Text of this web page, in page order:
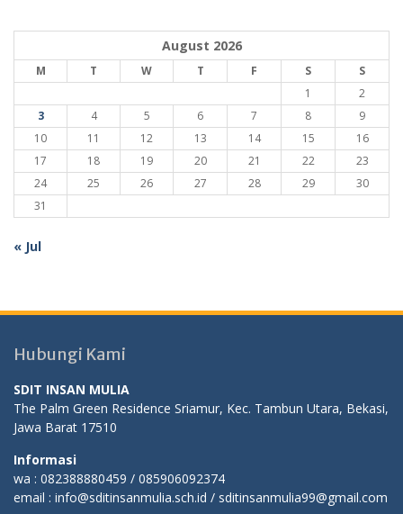
August 2026
M T W T F S
S
1
2
3
4 5 6 7 8
9
10
11 12 13 14 15
16
17
18 19 20 21 22
23
24
25 26 27 28 29
30
31
« Jul
Hubungi Kami
SDIT INSAN MULIA
The Palm Green Residence Sriamur, Kec. Tambun Utara, Bekasi,
Jawa Barat 17510
Informasi
wa : 082388880459 / 085906092374
email : info@sditinsanmulia.sch.id / sditinsanmulia99@gmail.com